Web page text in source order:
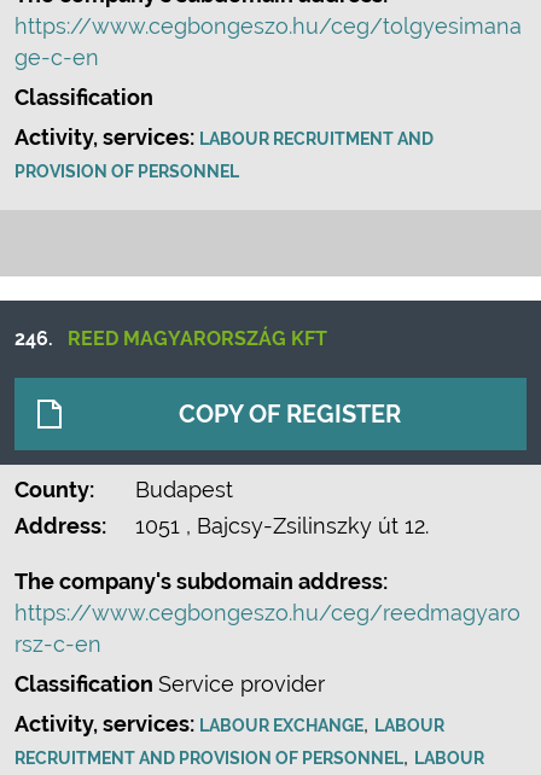
https://www.cegbongeszo.hu/ceg/tolgyesimana
ge-c-en
Classification
Activity, services: LABOUR RECRUITMENT AND
PROVISION OF PERSONNEL
246. REED MAGYARORSZÁG KFT
COPY OF REGISTER
County:
Budapest
Address:
1051 , Bajcsy-Zsilinszky út 12.
The company's subdomain address:
https://www.cegbongeszo.hu/ceg/reedmagyaro
rsz-c-en
Classification Service provider
Activity, services: LABOUR EXCHANGE, LABOUR
RECRUITMENT AND PROVISION OF PERSONNEL, LABOUR